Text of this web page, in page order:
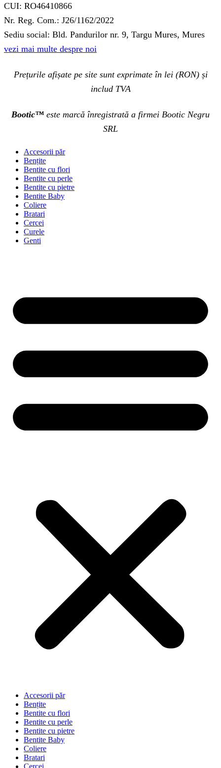
CUI: RO46410866
Nr. Reg. Com.: J26/1162/2022
Sediu social: Bld. Pandurilor nr. 9, Targu Mures, Mures
vezi mai multe despre noi
Prețurile afișate pe site sunt exprimate în lei (RON) și
includ TVA
Bootic™ este marcă înregistrată a firmei Bootic Negru
SRL
Accesorii păr
Bențite
Bentite cu flori
Bentite cu perle
Bentite cu pietre
Bentite Baby
Coliere
Bratari
Cercei
Curele
Genti
Accesorii păr
Bențite
Bentite cu flori
Bentite cu perle
Bentite cu pietre
Bentite Baby
Coliere
Bratari
Cercei